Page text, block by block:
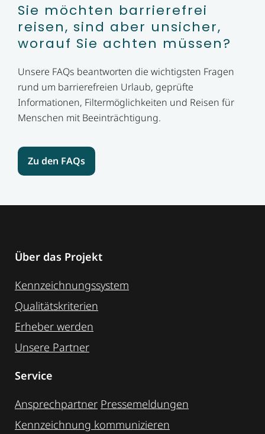
Sie möchten barrierefrei
reisen, sind aber unsicher,
worauf Sie achten müssen?
Unsere FAQs beantworten die wichtigsten Fragen
rund um barrierefreien Urlaub, geprüfte
Informationen, Filtermöglichkeiten und Reisen für
Menschen mit Beeinträchtigung.
Zu den FAQs
Über das Projekt
Kennzeichnungssystem
Qualitätskriterien
Erheber werden
Unsere Partner
Service
Ansprechpartner Pressemeldungen
Kennzeichnung ­kommunizieren